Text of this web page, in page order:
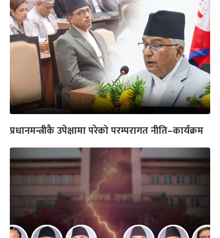
प्रधानमन्त्रीकै उपेक्षामा परेको परम्परागत नीति–कार्यक्रम